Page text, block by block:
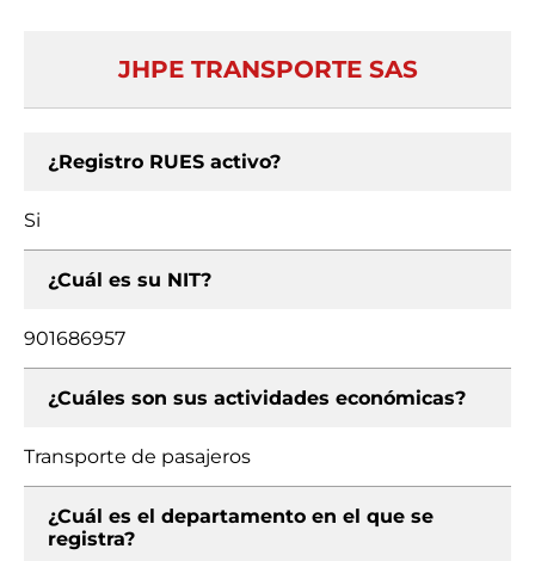
JHPE TRANSPORTE SAS
¿Registro RUES activo?
Si
¿Cuál es su NIT?
901686957
¿Cuáles son sus actividades económicas?
Transporte de pasajeros
¿Cuál es el departamento en el que se
registra?